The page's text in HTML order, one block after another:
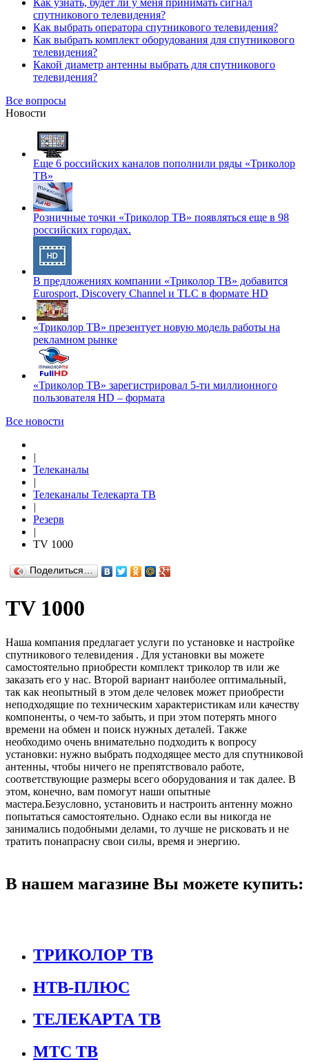
Как узнать, будет ли у меня принимать сигнал
спутникового телевидения?
Как выбрать оператора спутникового телевидения?
Как выбрать комплект оборудования для спутникового
телевидения?
Какой диаметр антенны выбрать для спутникового
телевидения?
Все вопросы
Новости
Еще 6 российских каналов пополнили ряды «Триколор
ТВ»
Розничные точки «Триколор ТВ» появляться еще в 98
российских городах.
В предложениях компании «Триколор ТВ» добавится
Eurosport, Discovery Channel и TLC в формате HD
«Триколор ТВ» презентует новую модель работы на
рекламном рынке
«Триколор ТВ» зарегистрировал 5-ти миллионного
пользователя HD – формата
Все новости
|
Телеканалы
|
Телеканалы Телекарта ТВ
|
Резерв
|
TV 1000
Поделиться…
TV 1000
Наша компания предлагает услуги по установке и настройке
спутникового телевидения . Для установки вы можете
самостоятельно приобрести комплект триколор тв или же
заказать его у нас. Второй вариант наиболее оптимальный,
так как неопытный в этом деле человек может приобрести
неподходящие по техническим характеристикам или качеству
компоненты, о чем-то забыть, и при этом потерять много
времени на обмен и поиск нужных деталей. Также
необходимо очень внимательно подходить к вопросу
установки: нужно выбрать подходящее место для спутниковой
антенны, чтобы ничего не препятствовало работе,
соответствующие размеры всего оборудования и так далее. В
этом, конечно, вам помогут наши опытные
мастера.Безусловно, установить и настроить антенну можно
попытаться самостоятельно. Однако если вы никогда не
занимались подобными делами, то лучше не рисковать и не
тратить понапрасну свои силы, время и энергию.
В нашем магазине Вы можете купить:
ТРИКОЛОР ТВ
НТВ-ПЛЮС
ТЕЛЕКАРТА ТВ
МТС ТВ